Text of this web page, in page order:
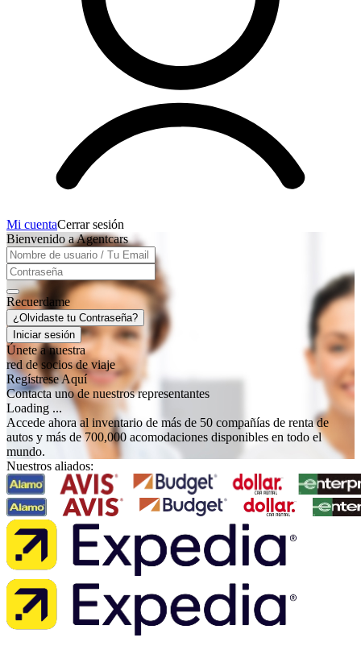
Mi cuentaCerrar sesión
Bienvenido a Agentcars
Recuerdame
¿Olvidaste tu Contraseña?
Iniciar sesión
Únete a nuestra
red de socios de viaje
Regístrese Aquí
Contacta uno de nuestros representantes
Loading ...
Accede ahora al inventario de más de 50 compañías de renta de
autos y más de 700,000 acomodaciones disponibles en todo el
mundo.
Nuestros aliados: